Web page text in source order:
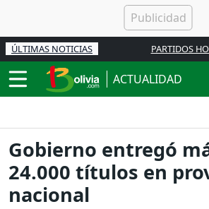
ÚLTIMAS NOTICIAS PARTIDOS
ACTUALIDAD
Gobierno entregó
24.000 títulos en
nacional